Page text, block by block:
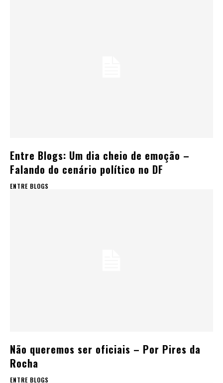
Entre Blogs: Um dia cheio de emoção –
Falando do cenário político no DF
ENTRE BLOGS
Não queremos ser oficiais – Por Pires da
Rocha
ENTRE BLOGS